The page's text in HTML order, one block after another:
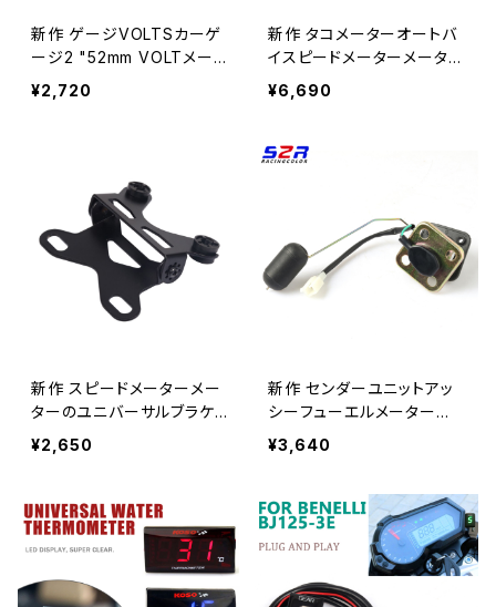
新作 ゲージVOLTSカーゲ
ージ2 "52mm VOLTメータ
ー12V自動計器電圧メータ
ー8〜16Vブラックベゼル
¥2,720
新作 タコメーターオートバ
イスピードメーターメーター
ゲージモトタコ計器時計ケ
ースYAMAHAYBR 125200
¥6,690
新作 スピードメーターメー
ターのユニバーサルブラケッ
トロシアのKR200オートバ
イアクセサリー
¥2,650
新作 センダーユニットアッ
シーフューエルメーターゲ
ージタンクフロートレベル
センダーユニット YBR YB 1
サー
¥3,640